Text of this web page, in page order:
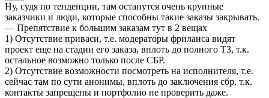
Ну, судя по тенденции, там останутся очень крупные
заказчики и люди, которые способны такие заказы закрывать.
— Препятствие к большим заказам тут в 2 вещах
1) Отсутствие приваси, т.е. модераторы фриланса видят
проект еще на стадии его заказа, вплоть до полного ТЗ, т.к.
остальное возможно только после СБР.
2) Отсутствие возможности посмотреть на исполнителя, т.е.
сейчас там по сути анонимы, вплоть до заключения сбр, т.к.
контакты запрещены и портфолио не проверить даже.